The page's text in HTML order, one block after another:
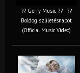
?? Gerry Music ?? - ??
Boldog születésnapot
(Official Music Video)